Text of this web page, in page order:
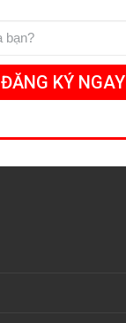
ĐĂNG KÝ NGAY